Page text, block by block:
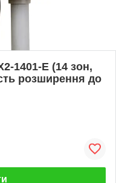
1401-E (14 зон,
розширення до